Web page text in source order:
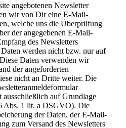
angebotenen Newsletter
wir von Dir eine E-Mail-
welche uns die Überprüfung
der angegebenen E-Mail-
des Newsletters
werden nicht bzw. nur auf
Daten verwenden wir
der angeforderten
nicht an Dritte weiter. Die
ausschließlich auf Grundlage
Abs. 1 lit. a DSGVO). Die
der Daten, der E-Mail-
zum Versand des Newsletters